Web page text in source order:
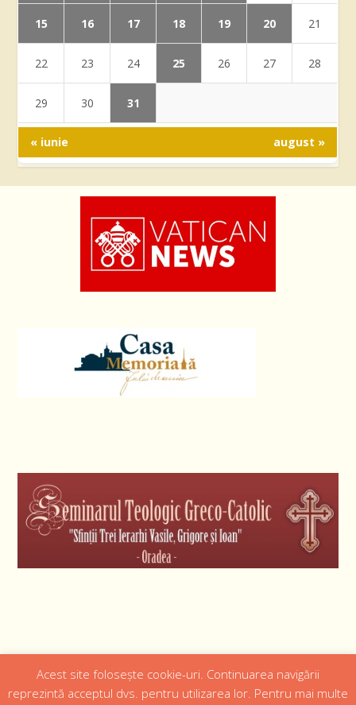
15 16 17 18 19 20 21
22 23 24 25 26 27 28
29 30 31
« iunie august »
Designed byWeb Design 4Us Consulting |
Acest site folosește cookie-uri. Continuarea navigării
reprezintă acceptul dvs. pentru utilizarea lor. Pentru mai multe